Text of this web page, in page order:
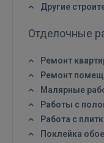
Войти
Другие
Отделочные
Ремонт
Ремонт
Малярные
Работы с
Работа с
Поклейка